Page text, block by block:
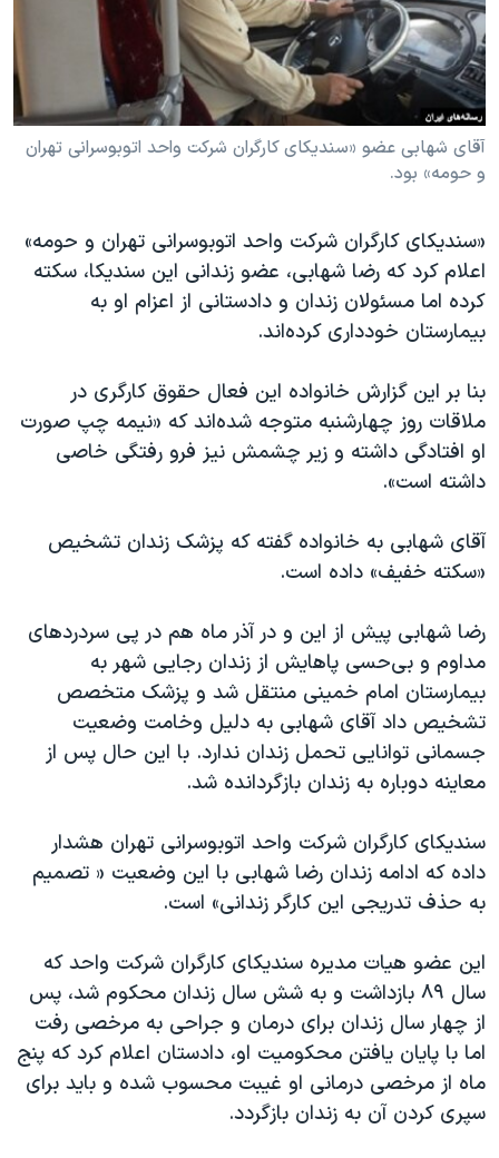
فرهنگ و زندگی
حقوق شهروندی
اقتصادی
علم و فناوری
اسرائیل در جنگ
آرشیو پخش زنده
مستندها
انتخابات ریاست جمهوری آمریکا ۲۰۲۴
حمله جمهوری اسلامی به اسرائیل
رمز مهسا
ورزش زنان در ایران
مجموعه مستندهای دادخواهی
تریبونال مردمی آبان ۹۸
دادگاه حمید نوری
چهل سال گروگان‌گیری
قانون شفافیت دارائی کادر رهبری ایران
اعتراضات مردمی آبان ۹۸
نرگس محمدی برنده جایزه نوبل صلح
همایش محافظه‌کاران آمریکا «سی‌پک»
صفحه‌های ویژه
سفر پرزیدنت ترامپ به چین
دنبال کنید
زبانهای مختلف
آقای شهابی عضو «سندیکای کارگران شرکت واحد اتوبوسرانی تهران
و حومه» بود.
«سندیکای کارگران شرکت واحد اتوبوسرانی تهران و حومه»
اعلام کرد که رضا شهابی، عضو زندانی این سندیکا، سکته
کرده اما مسئولان زندان و دادستانی از اعزام او به
بیمارستان خودداری کرده‌اند.
بنا بر این گزارش خانواده این فعال حقوق کارگری در
ملاقات روز چهارشنبه متوجه شده‌اند که «نیمه چپ صورت
او افتادگی داشته و زیر چشمش نیز فرو رفتگی خاصی
داشته است».
آقای شهابی به خانواده گفته که پزشک زندان تشخیص
«سکته خفیف» داده است.
رضا شهابی پیش از این و در آذر ماه هم در پی سردردهای
مداوم و بی‌حسی پاهایش از زندان رجایی شهر به
بیمارستان امام خمینی منتقل شد و پزشک متخصص
تشخیص داد آقای شهابی به دلیل وخامت وضعیت
جسمانی توانایی تحمل زندان ندارد. با این حال پس از
معاینه دوباره به زندان بازگردانده شد.
سندیکای کارگران شرکت واحد اتوبوسرانی تهران هشدار
داده که ادامه زندان رضا شهابی با این وضعیت « تصمیم
به حذف تدریجی این کارگر زندانی» است.
این عضو هیات مدیره سندیکای کارگران شرکت واحد که
سال ۸۹ بازداشت و به شش سال زندان محکوم شد، پس
از چهار سال زندان برای درمان و جراحی به مرخصی رفت
اما با پایان یافتن محکومیت او، دادستان اعلام کرد که پنج
ماه از مرخصی درمانی او غیبت محسوب شده و باید برای
سپری کردن آن به زندان بازگردد.